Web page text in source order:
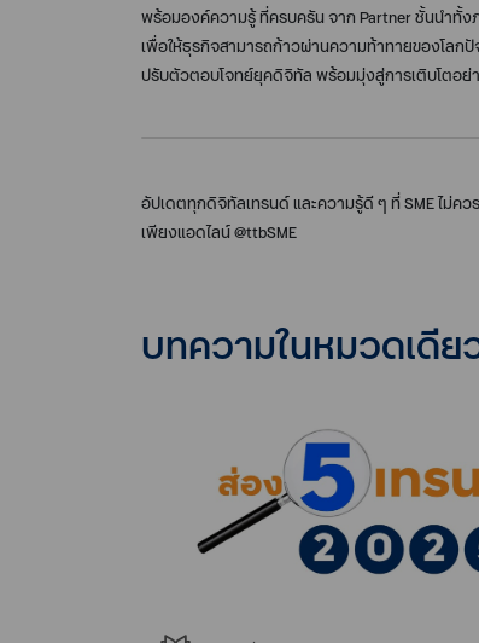
พร้อมองค์ความรู้ ที่ครบครัน จาก Partner ชั้นนำทั้ง
เพื่อให้ธุรกิจสามารถก้าวผ่านความท้าทายของโลก
ปรับตัวตอบโจทย์ยุคดิจิทัล พร้อมมุ่งสู่การเติบโตอย่
อัปเดตทุกดิจิทัลเทรนด์ และความรู้ดี ๆ ที่ SME ไม่ค
เพียงแอดไลน์ @ttbSME
บทความในหมวดเดีย